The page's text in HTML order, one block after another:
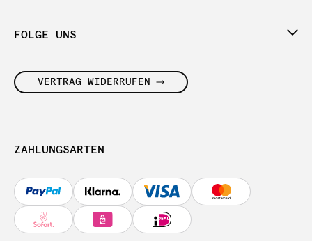
FOLGE UNS
VERTRAG WIDERRUFEN
ZAHLUNGSARTEN